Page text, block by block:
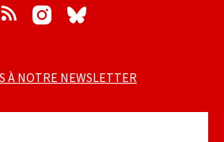
RSS Instagram
À NOTRE NEWSLETTER